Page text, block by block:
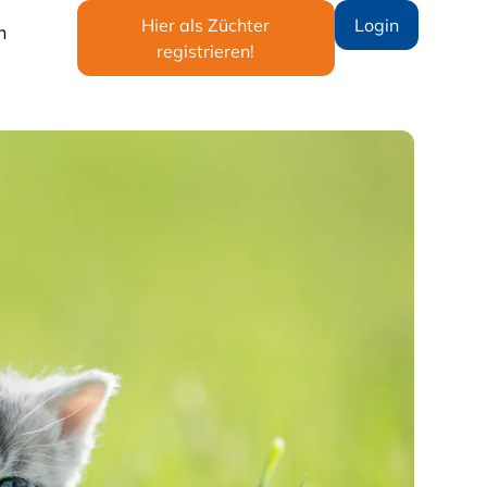
Hier als Züchter
registrieren!
Login